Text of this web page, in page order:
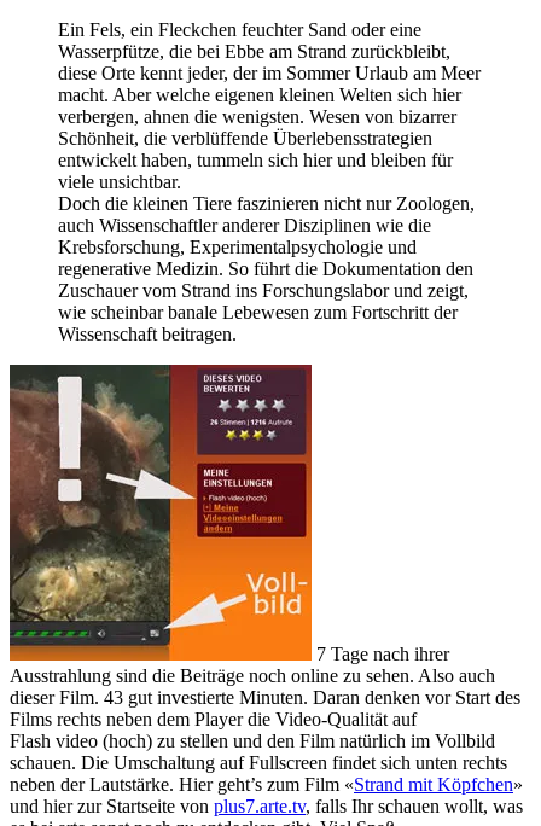
Ein Fels, ein Fleckchen feuchter Sand oder eine
Wasserpfütze, die bei Ebbe am Strand zurückbleibt,
diese Orte kennt jeder, der im Sommer Urlaub am Meer
macht. Aber welche eigenen kleinen Welten sich hier
verbergen, ahnen die wenigsten. Wesen von bizarrer
Schönheit, die verblüffende Überlebensstrategien
entwickelt haben, tummeln sich hier und bleiben für
viele unsichtbar.
Doch die kleinen Tiere faszinieren nicht nur Zoologen,
auch Wissenschaftler anderer Disziplinen wie die
Krebsforschung, Experimentalpsychologie und
regenerative Medizin. So führt die Dokumentation den
Zuschauer vom Strand ins Forschungslabor und zeigt,
wie scheinbar banale Lebewesen zum Fortschritt der
Wissenschaft beitragen.
7 Tage nach ihrer
Ausstrahlung sind die Beiträge noch online zu sehen. Also auch
dieser Film. 43 gut investierte Minuten. Daran denken vor Start des
Films rechts neben dem Player die Video-Qualität auf
Flash video (hoch) zu stellen und den Film natürlich im Vollbild
schauen. Die Umschaltung auf Fullscreen findet sich unten rechts
neben der Lautstärke. Hier geht’s zum Film «Strand mit Köpfchen»
und hier zur Startseite von plus7.arte.tv, falls Ihr schauen wollt, was